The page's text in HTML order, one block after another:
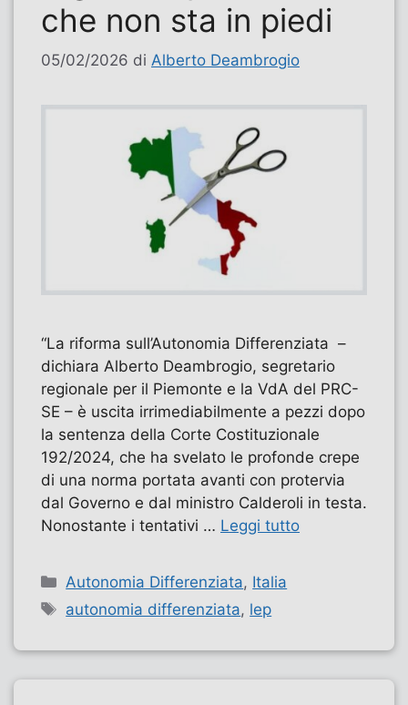
che non sta in piedi
05/02/2026 di Alberto Deambrogio
“La riforma sull’Autonomia Differenziata –
dichiara Alberto Deambrogio, segretario
regionale per il Piemonte e la VdA del PRC-
SE – è uscita irrimediabilmente a pezzi dopo
la sentenza della Corte Costituzionale
192/2024, che ha svelato le profonde crepe
di una norma portata avanti con protervia
dal Governo e dal ministro Calderoli in testa.
Nonostante i tentativi … Leggi tutto
Categorie
Autonomia Differenziata, Italia
Tag
autonomia differenziata, lep